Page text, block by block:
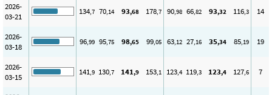
2026-
03-21
134,7 70,14 93,68 178,7 90,98 66,82 93,32 116,3 14
2026-
03-18
96,99 95,75 98,65 99,05 63,12 27,16 35,34 85,19 19
2026-
03-15
141,9 130,7 141,9 153,1 123,4 119,3 123,4 127,6 7